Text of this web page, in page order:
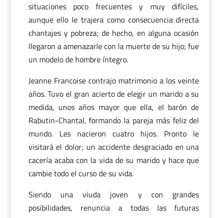
situaciones poco frecuentes y muy difíciles,
aunque ello le trajera como consecuencia directa
chantajes y pobreza; de hecho, en alguna ocasión
llegaron a amenazarle con la muerte de su hijo; fue
un modelo de hombre íntegro.
Jeanne Francoise contrajo matrimonio a los veinte
años. Tuvo el gran acierto de elegir un marido a su
medida, unos años mayor que ella, el barón de
Rabutin-Chantal, formando la pareja más feliz del
mundo. Les nacieron cuatro hijos. Pronto le
visitará el dolor; un accidente desgraciado en una
cacería acaba con la vida de su marido y hace que
cambie todo el curso de su vida.
Siendo una viuda joven y con grandes
posibilidades, renuncia a todas las futuras